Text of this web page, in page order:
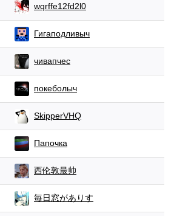
wqrffe12fd2l0
Гигаподливыч
чивапчес
покеболыч
SkipperVHQ
Папочка
西伦敦最帅
毎日窓がありす